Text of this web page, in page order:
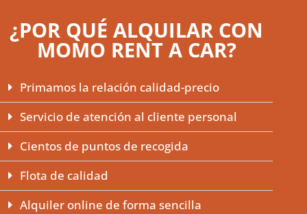
¿POR QUÉ ALQUILAR CON
MOMO RENT A CAR?
Primamos la relación calidad-precio
Servicio de atención al cliente personal
Cientos de puntos de recogida
Flota de calidad
Alquiler online de forma sencilla